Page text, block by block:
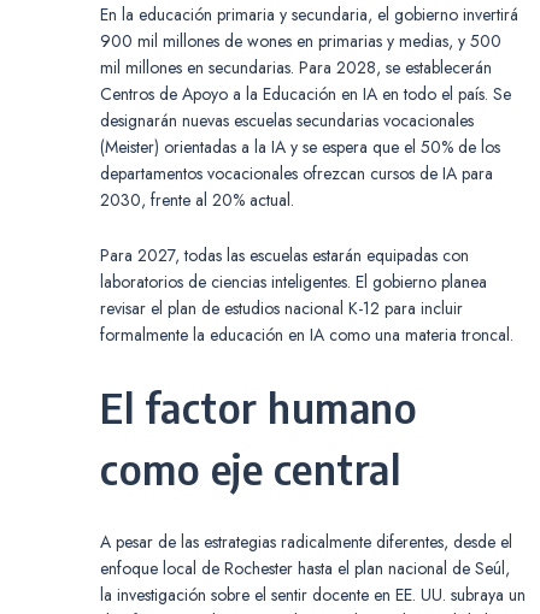
En la educación primaria y secundaria, el gobierno invertirá
900 mil millones de wones en primarias y medias, y 500
mil millones en secundarias. Para 2028, se establecerán
Centros de Apoyo a la Educación en IA en todo el país. Se
designarán nuevas escuelas secundarias vocacionales
(Meister) orientadas a la IA y se espera que el 50% de los
departamentos vocacionales ofrezcan cursos de IA para
2030, frente al 20% actual.
Para 2027, todas las escuelas estarán equipadas con
laboratorios de ciencias inteligentes. El gobierno planea
revisar el plan de estudios nacional K-12 para incluir
formalmente la educación en IA como una materia troncal.
El factor humano
como eje central
A pesar de las estrategias radicalmente diferentes, desde el
enfoque local de Rochester hasta el plan nacional de Seúl,
la investigación sobre el sentir docente en EE. UU. subraya un